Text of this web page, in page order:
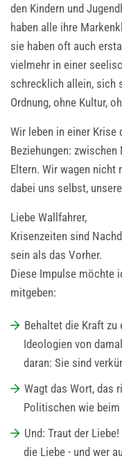
den Kindern und
haben alle ihre
sie haben oft auch
vielmehr in einer
schrecklich allein, sich
Ordnung, ohne Kultur,
Wir leben in einer
Beziehungen: zwischen
Eltern. Wir wagen nicht
dabei uns selbst,
Liebe Wallfahrer,
Krisenzeiten sind
sein als das Vorher.
Diese Impulse möchte
mitgeben:
Behaltet die Kraft zu
Ideologien von
daran: Sie sind
Wagt das Wort, das
Politischen wie beim
Und: Traut der
die Liebe - und wer